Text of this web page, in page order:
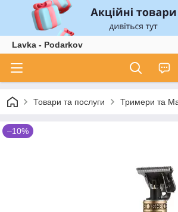
Lavka - Podarkov
Товари та послуги Тримери та
–10%